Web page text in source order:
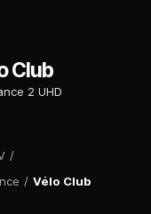
/
/ Vélo Club
Club
2 UHD